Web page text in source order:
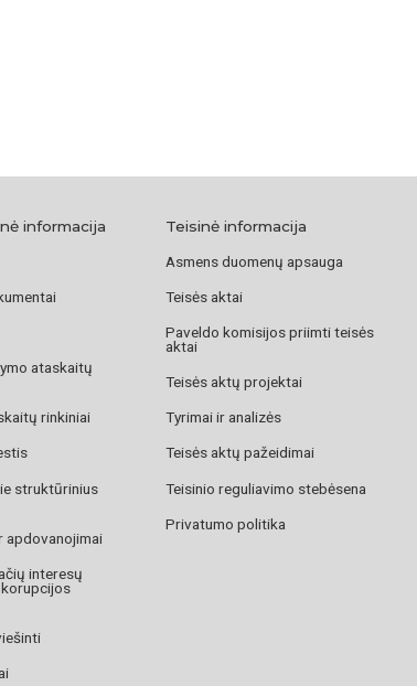
informacija
ataskaitų
rinkiniai
struktūrinius
apdovanojimai
interesų
Teisinė informacija
Asmens duomenų apsauga
Teisės aktai
Paveldo komisijos priimti teisės
aktai
Teisės aktų projektai
Tyrimai ir analizės
Teisės aktų pažeidimai
Teisinio reguliavimo stebėsena
Privatumo politika